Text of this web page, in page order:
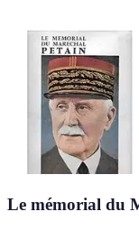
Le mémorial du